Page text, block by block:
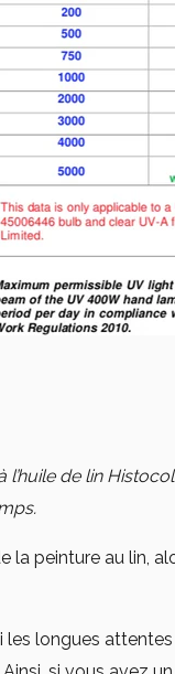
de lin
peinture au lin,
longues